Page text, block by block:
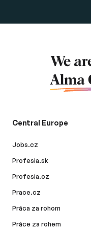
We
Alma
Central Europe
Jobs.cz
Profesia.sk
Profesia.cz
Prace.cz
Práca za rohom
Práce za rohem